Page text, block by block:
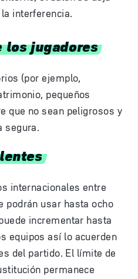
interferencia.
los jugadores
(por ejemplo,
pequeños
que no sean peligrosos y
segura.
internacionales entre
podrán usar hasta ocho
incrementar hasta
equipos así lo acuerden
del partido. El límite de
permanece